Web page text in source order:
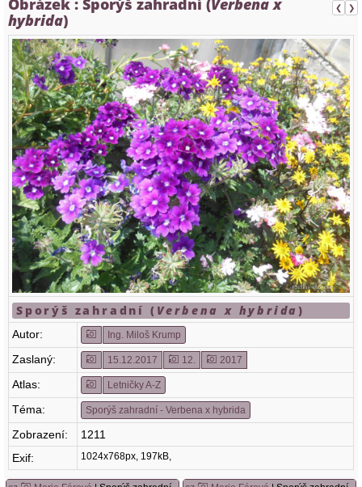
❮ ❯
Obrázek : Sporýš zahradní (Verbena x
hybrida)
Sporýš zahradní ( Verbena x hybrida)
Autor: Ing. Miloš Krump
Zaslaný: 15.12.2017 12. 2017
Atlas: Letničky A-Z
Téma: Sporýš zahradní - Verbena x hybrida
Zobrazení:
1211
Exif:
1024x768px, 197kB,